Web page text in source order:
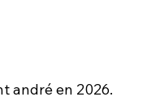
andré en 2026.